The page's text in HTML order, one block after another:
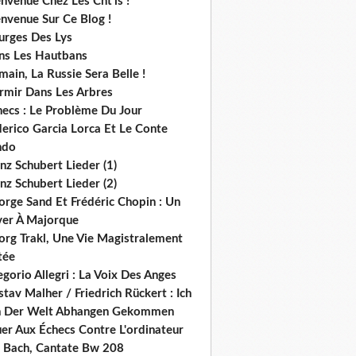
Sur Ce Blog !
Des Lys
Les Hautbans
La Russie Sera Belle !
Dans Les Arbres
: Le Problème Du Jour
Garcia Lorca Et Le Conte
Schubert Lieder (1)
Schubert Lieder (2)
Sand Et Frédéric Chopin : Un
À Majorque
Trakl, Une Vie Magistralement
Allegri : La Voix Des Anges
Malher / Friedrich Rückert : Ich
Der Welt Abhangen Gekommen
Aux Échecs Contre L'ordinateur
Bach, Cantate Bw 208